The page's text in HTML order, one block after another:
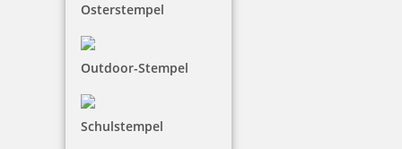
Osterstempel
Outdoor-Stempel
Schulstempel
27,35 €
Jetzt gestalten